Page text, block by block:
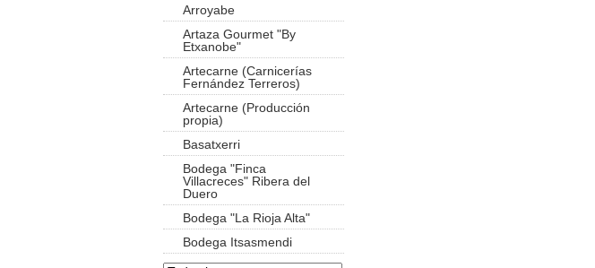
Arroyabe
Artaza Gourmet "By
Etxanobe"
Artecarne (Carnicerías
Fernández Terreros)
Artecarne (Producción
propia)
Basatxerri
Bodega "Finca
Villacreces" Ribera del
Duero
Bodega "La Rioja Alta"
Bodega Itsasmendi